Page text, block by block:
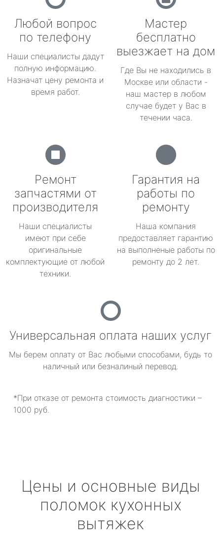
Любой вопрос
по телефону
Наши специалисты дадут
полную информацию.
Назначат цену ремонта и
время работ.
Мастер
бесплатно
выезжает на дом
Где Вы не находились в
Москве или области -
наш мастер в любом
случае будет у Вас в
течении часа.
Ремонт
запчастями от
производителя
Наши специалисты
имеют при себе
оригинальные
комплектующие от любой
техники.
Гарантия на
работы по
ремонту
Наша компания
предоставляет гарантию
на выполненые работы по
ремонту до 2 лет.
Универсальная оплата наших услуг
Мы берем оплату от Вас любыми способами, будь то
наличный или безналиный перевод.
*При отказе от ремонта стоимость диагностики –
1000 руб.
Цены и основные виды
поломок кухонных
вытяжек